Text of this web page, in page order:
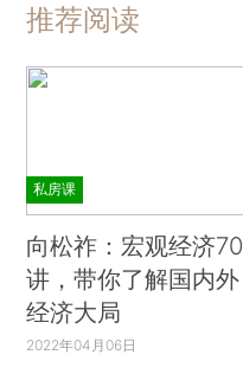
推荐阅读
私房课
向松祚：宏观经济70
讲，带你了解国内外
经济大局
2022年04月06日